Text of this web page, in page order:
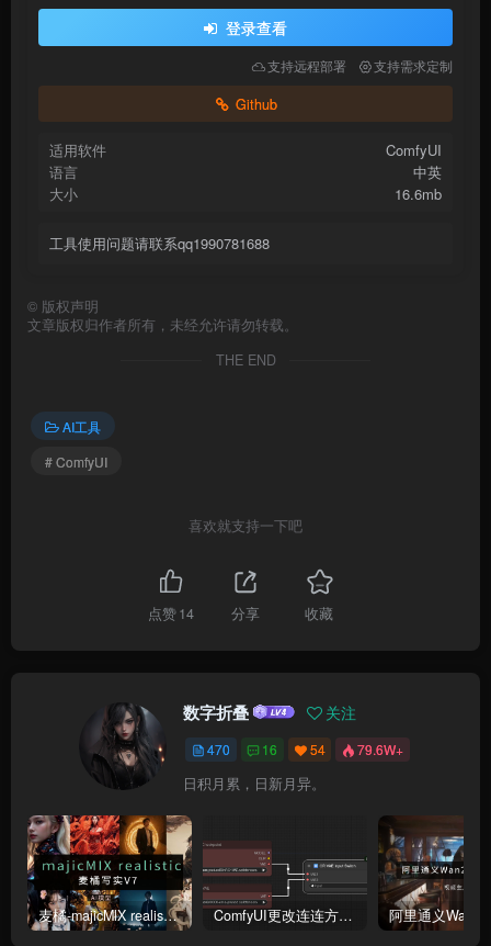
登录查看
支持远程部署 支持需求定制
Github
适用软件
ComfyUI
语言
中英
大小
16.6mb
工具使用问题请联系qq1990781688
© 版权声明
文章版权归作者所有，未经允许请勿转载。
THE END
AI工具
# ComfyUI
喜欢就支持一下吧
点赞14 分享 收藏
数字折叠 关注
470 16 54 79.6W+
日积月累，日新月异。
麦橘-majicMlX realistic 麦橘写实V7模型 ComfyUI更改连连方式为直线连接